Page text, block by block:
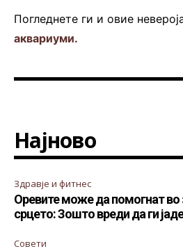
Погледнете ги и овие
аквариуми.
Најново
Здравје и фитнес
Оревите може да помогнат во
срцето: Зошто вреди да ги
Совети